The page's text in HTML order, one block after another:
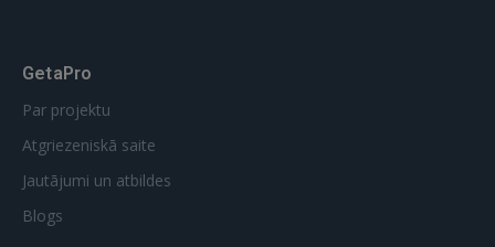
GetaPro
Par projektu
Atgriezeniskā saite
Jautājumi un atbildes
Blogs